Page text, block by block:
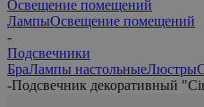
Освещение помещений
ЛампыОсвещение помещений
-
Подсвечники
БраЛампы настольныеЛюстры
-Подсвечник декоративный